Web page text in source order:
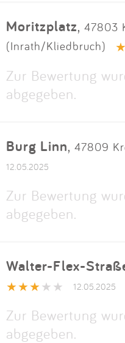
Moritzplatz, 47803
(Inrath/Kliedbruch)
Zur Bewertung
abgegeben.
Burg Linn, 47809
12.05.2025
Zur Bewertung
abgegeben.
Walter-Flex-
12.05.2025
Zur Bewertung
abgegeben.